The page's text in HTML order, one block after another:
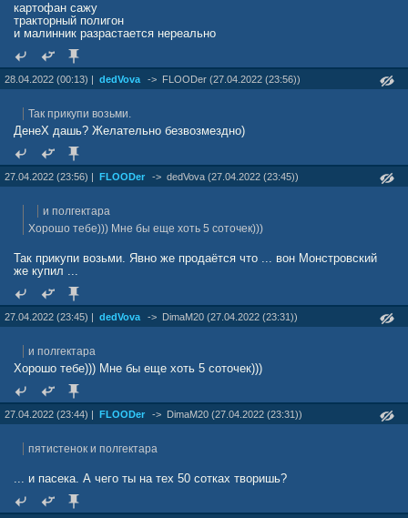
картофан сажу
тракторный полигон
и малинник разрастается нереально
28.04.2022 (00:13) | dedVova -> FLOODer (27.04.2022 (23:56))
Так прикупи возьми.
ДенеХ дашь? Желательно безвозмездно)
27.04.2022 (23:56) | FLOODer -> dedVova (27.04.2022 (23:45))
и полгектара
Хорошо тебе))) Мне бы еще хоть 5 соточек)))
Так прикупи возьми. Явно же продаётся что ... вон Монстровский
же купил ...
27.04.2022 (23:45) | dedVova -> DimaM20 (27.04.2022 (23:31))
и полгектара
Хорошо тебе))) Мне бы еще хоть 5 соточек)))
27.04.2022 (23:44) | FLOODer -> DimaM20 (27.04.2022 (23:31))
пятистенок и полгектара
... и пасека. А чего ты на тех 50 сотках творишь?